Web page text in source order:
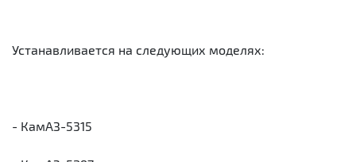
Устанавливается на следующих моделях:
- КамАЗ-5315